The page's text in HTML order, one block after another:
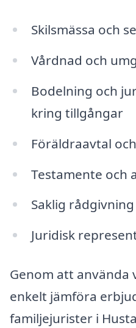
Skilsmässa och
Vårdnad och
Bodelning och
kring tillgångar
Föräldraavtal
Testamente och
Saklig
Juridisk
Genom att
enkelt jämföra
familjejurister i